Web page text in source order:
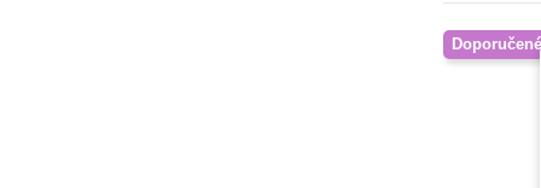
Doporučené